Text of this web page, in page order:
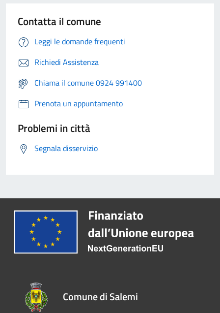
Contatta il comune
Leggi le domande frequenti
Richiedi Assistenza
Chiama il comune 0924 991400
Prenota un appuntamento
Problemi in città
Segnala disservizio
Comune di Salemi